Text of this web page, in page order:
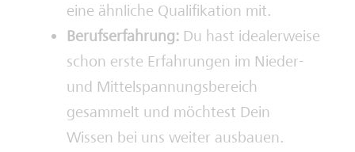
eine ähnliche Qualifikation mit.
Berufserfahrung: Du hast idealerweise
schon erste Erfahrungen im Nieder-
und Mittelspannungsbereich
gesammelt und möchtest Dein
Wissen bei uns weiter ausbauen.